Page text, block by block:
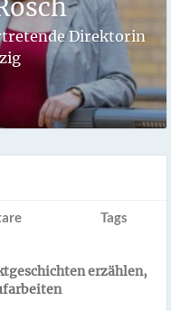
Direktorin
Tags
erzählen,